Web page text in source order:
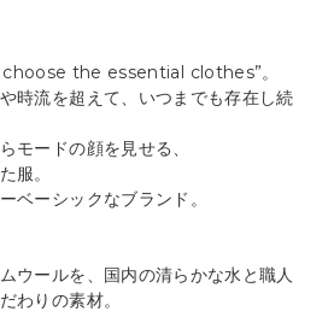
choose the essential clothes”。
時流を超えて、いつまでも存在し続
モードの顔を見せる、
服。
ベーシックなブランド。
ウールを、国内の清らかな水と職人
わりの素材。